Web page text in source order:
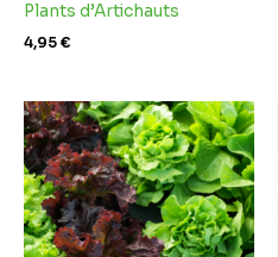
Plants d’Artichauts
4,95€
Plage
de
prix :
1,50 €
à
2,29 €